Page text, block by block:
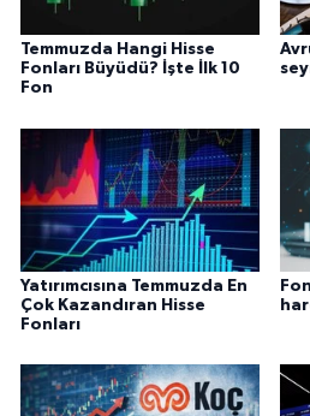
Temmuzda Hangi Hisse
Fonları Büyüdü? İşte İlk 10
Fon
Yatırımcısına Temmuzda En
Çok Kazandıran Hisse
Fonları